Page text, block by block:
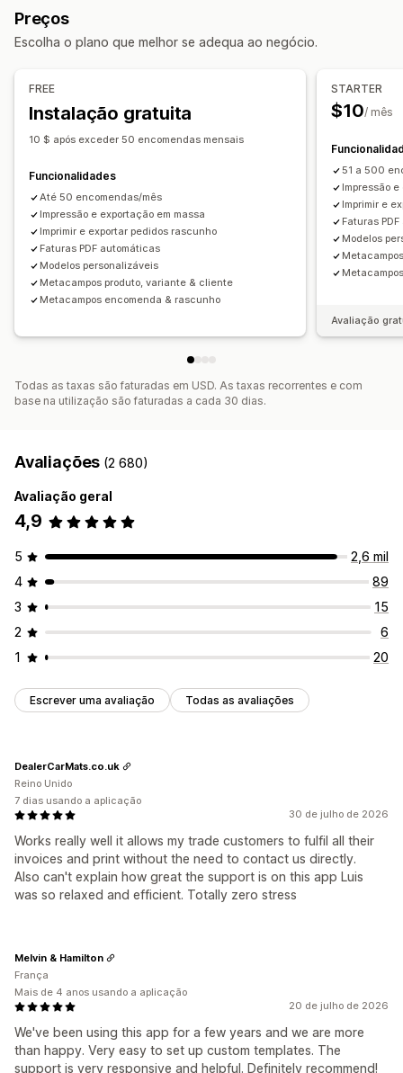
Personalização
Números de faturação
Modelos
Códigos de barras
Logótipos Multilingue
Gestão de ficheiros
Imprimir e exportar Segurança de dados
Numeração sequencial
Preços
Escolha o plano que melhor se adequa ao negócio.
FREE
Instalação gratuita
10 $ após exceder 50 encomendas mensais
Funcionalidades
Até 50 encomendas/mês
Impressão e exportação em massa
Imprimir e exportar pedidos rascunho
Faturas PDF automáticas
Modelos personalizáveis
Metacampos produto, variante & cliente
Metacampos encomenda & rascunho
STARTER
$10/ mês
51 a 500
Impressão
Imprimir e
Faturas
Modelos
Avaliação
Todas as taxas são faturadas em USD. As taxas recorrentes e com
base na utilização são faturadas a cada 30 dias.
Avaliações (2 680)
Avaliação geral
4,9
5
2,6 mil
4
89
3
15
2
6
1
20
Escrever uma avaliação Todas as avaliações
30 de julho de 2026
Works really well it allows my trade customers to fulfil all their
invoices and print without the need to contact us directly.
Also can't explain how great the support is on this app Luis
was so relaxed and efficient. Totally zero stress
DealerCarMats.co.uk
Reino Unido
7 dias usando a aplicação
20 de julho de 2026
We've been using this app for a few years and we are more
than happy. Very easy to set up custom templates. The
support is very responsive and helpful. Definitely recommend!
Melvin & Hamilton
França
Mais de 4 anos usando a aplicação